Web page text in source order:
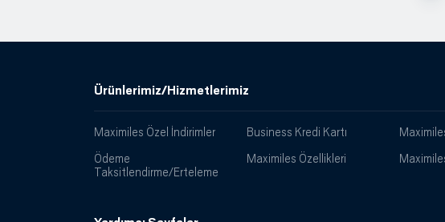
Ürünlerimiz/Hizmetlerimiz
Maximiles Özel İndirimler Business Kredi Kartı
Ödeme
Taksitlendirme/Erteleme
Maximiles Özellikleri